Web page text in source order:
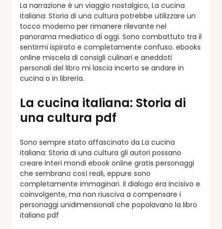
La narrazione è un viaggio nostalgico, La cucina
italiana: Storia di una cultura potrebbe utilizzare un
tocco moderno per rimanere rilevante nel
panorama mediatico di oggi. Sono combattuto tra il
sentirmi ispirato e completamente confuso. ebooks
online miscela di consigli culinari e aneddoti
personali del libro mi lascia incerto se andare in
cucina o in libreria.
La cucina italiana: Storia di
una cultura pdf
Sono sempre stato affascinato da La cucina
italiana: Storia di una cultura gli autori possano
creare interi mondi ebook online gratis personaggi
che sembrano così reali, eppure sono
completamente immaginari. Il dialogo era incisivo e
coinvolgente, ma non riusciva a compensare i
personaggi unidimensionali che popolavano la libro
italiano pdf